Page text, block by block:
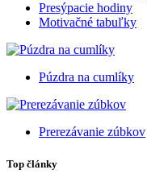
Presýpacie hodiny
Motivačné tabuľky
Púzdra na cumlíky
Prerezávanie zúbkov
Top články